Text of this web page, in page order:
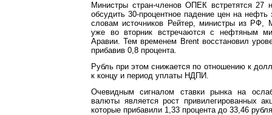
Министры стран-членов ОПЕК встретятся 27
обсудить 30-процентное падение цен на
словам источников Рейтер, министры из РФ,
уже во вторник встречаются с нефтяным
Аравии. Тем временем Brent восстановил
прибавив 0,8 процента.
Рубль при этом снижается по отношению к
к концу и период уплаты НДПИ.
Очевидным сигналом ставки рынка на
валюты является рост привилегированных
которые прибавили 1,33 процента до 33,46